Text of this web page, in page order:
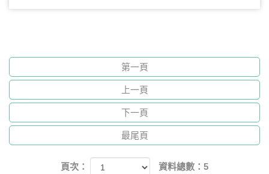
第一頁
上一頁
下一頁
最尾頁
頁次： 資料總數：5